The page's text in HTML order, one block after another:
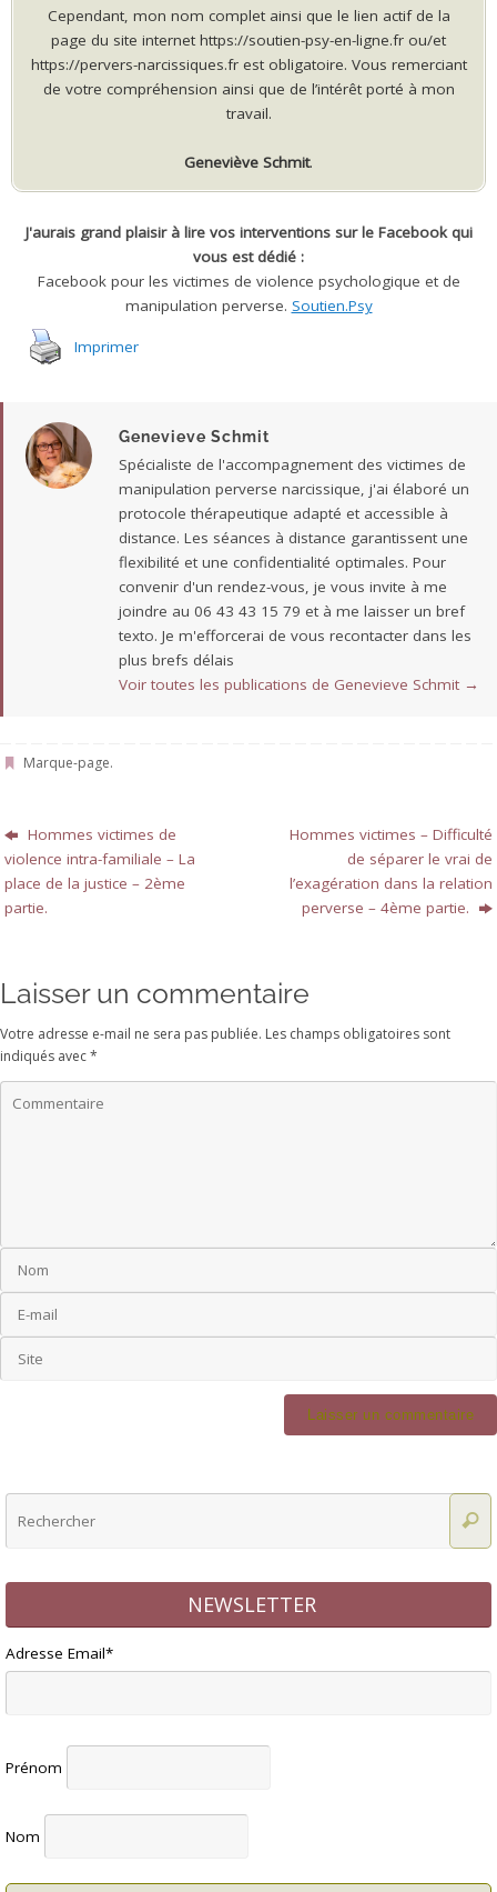
Cependant, mon nom complet ainsi que le lien actif de la
page du site internet https://soutien-psy-en-ligne.fr ou/et
https://pervers-narcissiques.fr est obligatoire. Vous remerciant
de votre compréhension ainsi que de l’intérêt porté à mon
travail.
Geneviève Schmit.
J'aurais grand plaisir à lire vos interventions sur le Facebook qui
vous est dédié :
Facebook pour les victimes de violence psychologique et de
manipulation perverse. Soutien.Psy
Imprimer
Genevieve Schmit
Spécialiste de l'accompagnement des victimes de
manipulation perverse narcissique, j'ai élaboré un
protocole thérapeutique adapté et accessible à
distance. Les séances à distance garantissent une
flexibilité et une confidentialité optimales. Pour
convenir d'un rendez-vous, je vous invite à me
joindre au 06 43 43 15 79 et à me laisser un bref
texto. Je m'efforcerai de vous recontacter dans les
plus brefs délais
Voir toutes les publications de Genevieve Schmit →
Marque-page.
Hommes victimes de
violence intra-familiale – La
place de la justice – 2ème
partie.
Hommes victimes – Difficulté
de séparer le vrai de
l’exagération dans la relation
perverse – 4ème partie.
Laisser un commentaire
Votre adresse e-mail ne sera pas publiée. Les champs obligatoires sont
indiqués avec*
NEWSLETTER
Adresse Email*
Prénom
Nom